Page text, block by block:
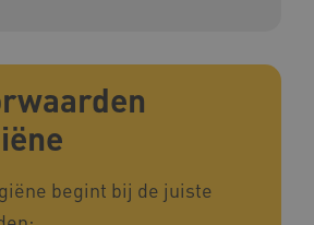
begint bij de juiste
Microsoft Corporation
.www.kennispleingehandicaptensector.nl